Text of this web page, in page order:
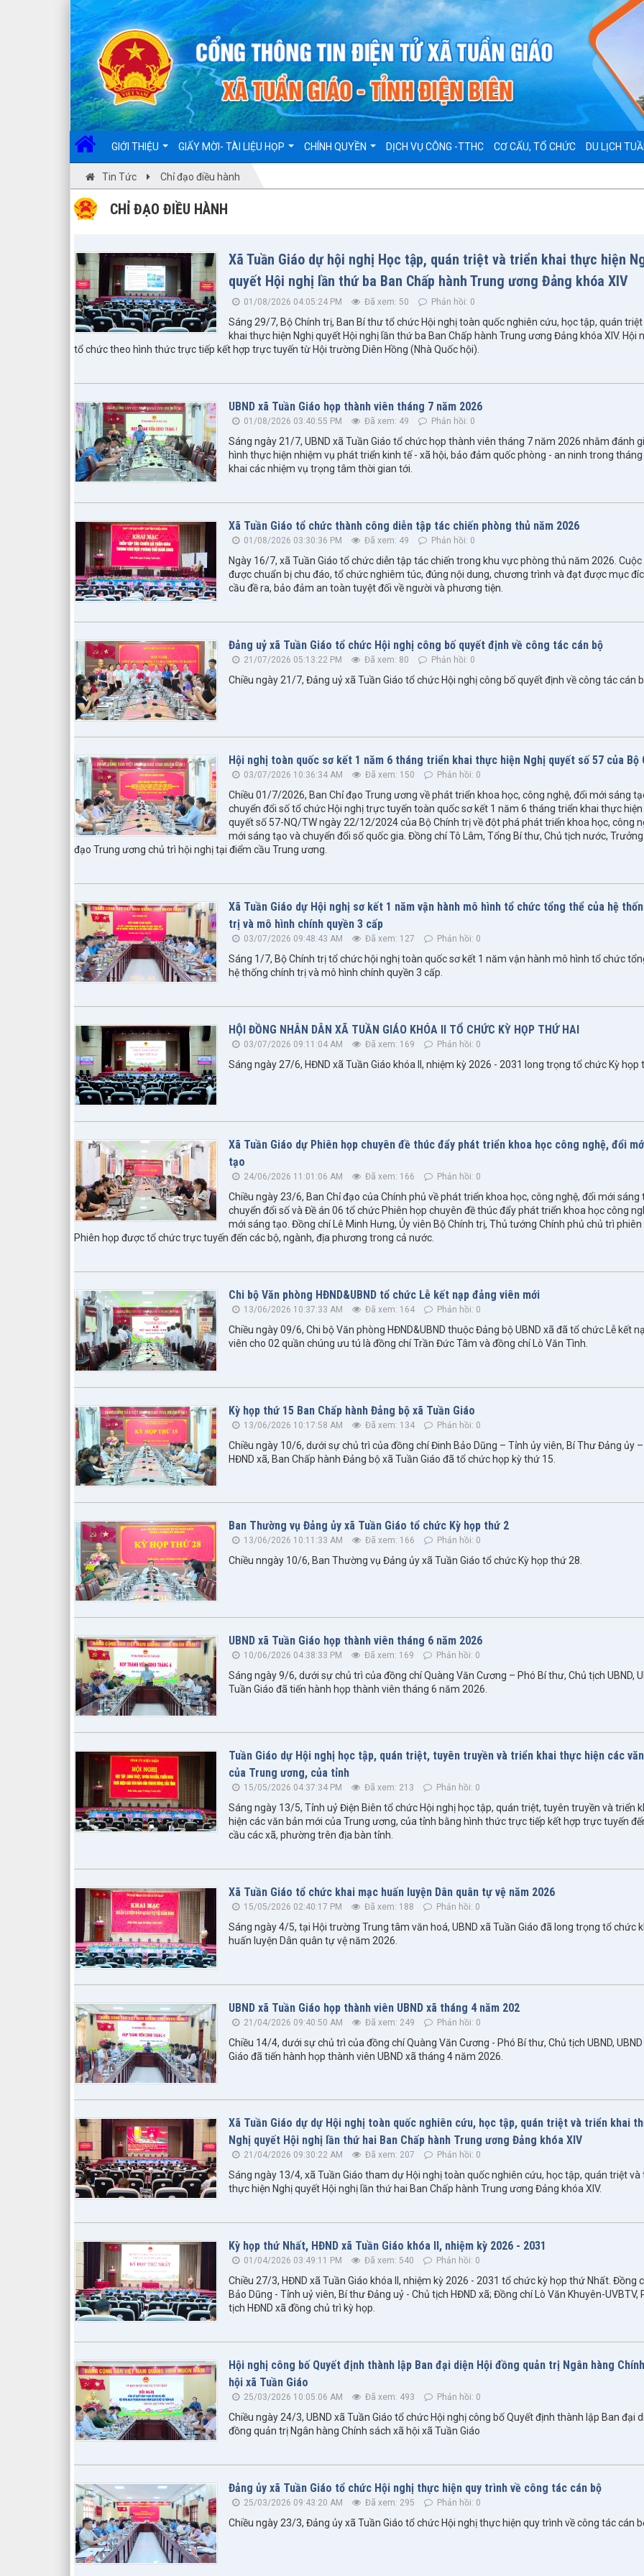
GIỚI THIỆU GIẤY MỜI- TÀI LIỆU HỌP CHÍNH QUYỀN DỊCH VỤ CÔNG -TTHC CƠ CẤU, TỔ CHỨC DU LỊCH
Tin Tức Chỉ đạo điều hành
CHỈ ĐẠO ĐIỀU HÀNH
Xã Tuần Giáo dự hội nghị Học tập, quán triệt và triển khai thực hiện
quyết Hội nghị lần thứ ba Ban Chấp hành Trung ương Đảng khóa XIV
01/08/2026 04:05:24 PM Đã xem: 50 Phản hồi: 0
Sáng 29/7, Bộ Chính trị, Ban Bí thư tổ chức Hội nghị toàn quốc nghiên cứu, học tập, quán
khai thực hiện Nghị quyết Hội nghị lần thứ ba Ban Chấp hành Trung ương Đảng khóa XIV. Hội
tổ chức theo hình thức trực tiếp kết hợp trực tuyến từ Hội trường Diên Hồng (Nhà Quốc hội).
UBND xã Tuần Giáo họp thành viên tháng 7 năm 2026
01/08/2026 03:40:55 PM Đã xem: 49 Phản hồi: 0
Sáng ngày 21/7, UBND xã Tuần Giáo tổ chức họp thành viên tháng 7 năm 2026 nhằm đánh
hình thực hiện nhiệm vụ phát triển kinh tế - xã hội, bảo đảm quốc phòng - an ninh trong tháng
khai các nhiệm vụ trọng tâm thời gian tới.
Xã Tuần Giáo tổ chức thành công diễn tập tác chiến phòng thủ năm 2026
01/08/2026 03:30:36 PM Đã xem: 49 Phản hồi: 0
Ngày 16/7, xã Tuần Giáo tổ chức diễn tập tác chiến trong khu vực phòng thủ năm 2026. Cuộc
được chuẩn bị chu đáo, tổ chức nghiêm túc, đúng nội dung, chương trình và đạt được mục
cầu đề ra, bảo đảm an toàn tuyệt đối về người và phương tiện.
Đảng uỷ xã Tuần Giáo tổ chức Hội nghị công bố quyết định về công tác cán bộ
21/07/2026 05:13:22 PM Đã xem: 80 Phản hồi: 0
Chiều ngày 21/7, Đảng uỷ xã Tuần Giáo tổ chức Hội nghị công bố quyết định về công tác cán
Hội nghị toàn quốc sơ kết 1 năm 6 tháng triển khai thực hiện Nghị quyết số 57 của Bộ
03/07/2026 10:36:34 AM Đã xem: 150 Phản hồi: 0
Chiều 01/7/2026, Ban Chỉ đạo Trung ương về phát triển khoa học, công nghệ, đổi mới sáng
chuyển đổi số tổ chức Hội nghị trực tuyến toàn quốc sơ kết 1 năm 6 tháng triển khai thực hiện
quyết số 57-NQ/TW ngày 22/12/2024 của Bộ Chính trị về đột phá phát triển khoa học, công
mới sáng tạo và chuyển đổi số quốc gia. Đồng chí Tô Lâm, Tổng Bí thư, Chủ tịch nước,
đạo Trung ương chủ trì hội nghị tại điểm cầu Trung ương.
Xã Tuần Giáo dự Hội nghị sơ kết 1 năm vận hành mô hình tổ chức tổng thể của hệ
trị và mô hình chính quyền 3 cấp
03/07/2026 09:48:43 AM Đã xem: 127 Phản hồi: 0
Sáng 1/7, Bộ Chính trị tổ chức hội nghị toàn quốc sơ kết 1 năm vận hành mô hình tổ chức
hệ thống chính trị và mô hình chính quyền 3 cấp.
HỘI ĐỒNG NHÂN DÂN XÃ TUẦN GIÁO KHÓA II TỔ CHỨC KỲ HỌP THỨ HAI
03/07/2026 09:11:04 AM Đã xem: 169 Phản hồi: 0
Sáng ngày 27/6, HĐND xã Tuần Giáo khóa II, nhiệm kỳ 2026 - 2031 long trọng tổ chức Kỳ họp
Xã Tuần Giáo dự Phiên họp chuyên đề thúc đẩy phát triển khoa học công nghệ, đổi
tạo
24/06/2026 11:01:06 AM Đã xem: 166 Phản hồi: 0
Chiều ngày 23/6, Ban Chỉ đạo của Chính phủ về phát triển khoa học, công nghệ, đổi mới sáng
chuyển đổi số và Đề án 06 tổ chức Phiên họp chuyên đề thúc đẩy phát triển khoa học công
mới sáng tạo. Đồng chí Lê Minh Hưng, Ủy viên Bộ Chính trị, Thủ tướng Chính phủ chủ trì phiên
Phiên họp được tổ chức trực tuyến đến các bộ, ngành, địa phương trong cả nước.
Chi bộ Văn phòng HĐND&UBND tổ chức Lễ kết nạp đảng viên mới
13/06/2026 10:37:33 AM Đã xem: 164 Phản hồi: 0
Chiều ngày 09/6, Chi bộ Văn phòng HĐND&UBND thuộc Đảng bộ UBND xã đã tổ chức Lễ kết
viên cho 02 quần chúng ưu tú là đồng chí Trần Đức Tâm và đồng chí Lò Văn Tình.
Kỳ họp thứ 15 Ban Chấp hành Đảng bộ xã Tuần Giáo
13/06/2026 10:17:58 AM Đã xem: 134 Phản hồi: 0
Chiều ngày 10/6, dưới sự chủ trì của đồng chí Đinh Bảo Dũng – Tỉnh ủy viên, Bí Thư Đảng ủy
HĐND xã, Ban Chấp hành Đảng bộ xã Tuần Giáo đã tổ chức họp kỳ thứ 15.
Ban Thường vụ Đảng ủy xã Tuần Giáo tổ chức Kỳ họp thứ 2
13/06/2026 10:11:33 AM Đã xem: 166 Phản hồi: 0
Chiều nngày 10/6, Ban Thường vụ Đảng ủy xã Tuần Giáo tổ chức Kỳ họp thứ 28.
UBND xã Tuần Giáo họp thành viên tháng 6 năm 2026
10/06/2026 04:38:33 PM Đã xem: 169 Phản hồi: 0
Sáng ngày 9/6, dưới sự chủ trì của đồng chí Quàng Văn Cương – Phó Bí thư, Chủ tịch UBND,
Tuần Giáo đã tiến hành họp thành viên tháng 6 năm 2026.
Tuần Giáo dự Hội nghị học tập, quán triệt, tuyên truyền và triển khai thực hiện các
của Trung ương, của tỉnh
15/05/2026 04:37:34 PM Đã xem: 213 Phản hồi: 0
Sáng ngày 13/5, Tỉnh uỷ Điện Biên tổ chức Hội nghị học tập, quán triệt, tuyên truyền và triển
hiện các văn bản mới của Trung ương, của tỉnh bằng hình thức trực tiếp kết hợp trực tuyến
cầu các xã, phường trên địa bàn tỉnh.
Xã Tuần Giáo tổ chức khai mạc huấn luyện Dân quân tự vệ năm 2026
15/05/2026 02:40:17 PM Đã xem: 188 Phản hồi: 0
Sáng ngày 4/5, tại Hội trường Trung tâm văn hoá, UBND xã Tuần Giáo đã long trọng tổ chức
huấn luyện Dân quân tự vệ năm 2026.
UBND xã Tuần Giáo họp thành viên UBND xã tháng 4 năm 202
21/04/2026 09:40:50 AM Đã xem: 249 Phản hồi: 0
Chiều 14/4, dưới sự chủ trì của đồng chí Quàng Văn Cương - Phó Bí thư, Chủ tịch UBND,
Giáo đã tiến hành họp thành viên UBND xã tháng 4 năm 2026.
Xã Tuần Giáo dự dự Hội nghị toàn quốc nghiên cứu, học tập, quán triệt và triển khai
Nghị quyết Hội nghị lần thứ hai Ban Chấp hành Trung ương Đảng khóa XIV
21/04/2026 09:30:22 AM Đã xem: 207 Phản hồi: 0
Sáng ngày 13/4, xã Tuần Giáo tham dự Hội nghị toàn quốc nghiên cứu, học tập, quán triệt và
thực hiện Nghị quyết Hội nghị lần thứ hai Ban Chấp hành Trung ương Đảng khóa XIV.
Kỳ họp thứ Nhất, HĐND xã Tuần Giáo khóa II, nhiệm kỳ 2026 - 2031
01/04/2026 03:49:11 PM Đã xem: 540 Phản hồi: 0
Chiều 27/3, HĐND xã Tuần Giáo khóa II, nhiệm kỳ 2026 - 2031 tổ chức kỳ họp thứ Nhất. Đồng
Bảo Dũng - Tỉnh uỷ viên, Bí thư Đảng uỷ - Chủ tịch HĐND xã; Đồng chí Lò Văn Khuyên-UVBTV,
tịch HĐND xã đồng chủ trì kỳ họp.
Hội nghị công bố Quyết định thành lập Ban đại diện Hội đồng quản trị Ngân hàng
hội xã Tuần Giáo
25/03/2026 10:05:06 AM Đã xem: 493 Phản hồi: 0
Chiều ngày 24/3, UBND xã Tuần Giáo tổ chức Hội nghị công bố Quyết định thành lập Ban đại
đồng quản trị Ngân hàng Chính sách xã hội xã Tuần Giáo
Đảng ủy xã Tuần Giáo tổ chức Hội nghị thực hiện quy trình về công tác cán bộ
25/03/2026 09:43:20 AM Đã xem: 295 Phản hồi: 0
Chiều ngày 23/3, Đảng ủy xã Tuần Giáo tổ chức Hội nghị thực hiện quy trình về công tác cán
Đã kết nối EMC